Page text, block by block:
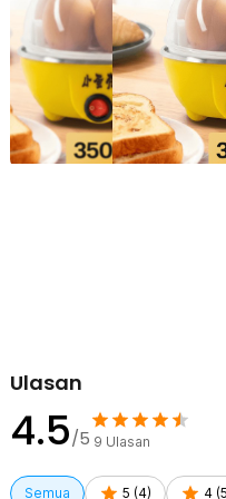
untuk pengguna yang
menikmati kemudahan
Kelengkapan Produk
Rincian yang Anda dapatkan
1 x TaffHOME Alat Rebus
Cooker 350W - YS-203
1 x Baki Telur
Ulasan
4.5/5 9 Ulasan
Semua 5 (4) 4 (5